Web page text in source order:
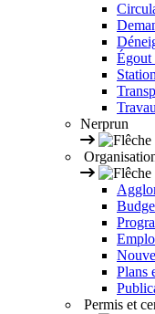
Égout
Nerprun
Plans
Permis et